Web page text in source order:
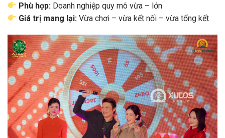
Phù hợp: Doanh nghiệp quy mô vừa – lớn
Giá trị mang lại: Vừa chơi – vừa kết nối – vừa tổng kết